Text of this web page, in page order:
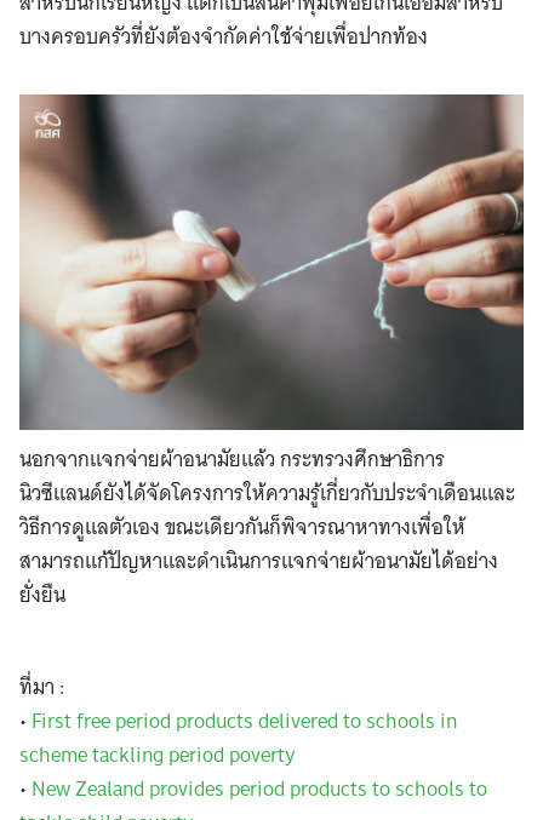
บางครอบครัวที่ยังต้องจำกัดค่าใช้จ่ายเพื่อปากท้อง
นอกจากแจกจ่ายผ้าอนามัยแล้ว กระทรวงศึกษาธิการ
นิวซีแลนด์ยังได้จัดโครงการให้ความรู้เกี่ยวกับประจำเดือนและ
วิธีการดูแลตัวเอง ขณะเดียวกันก็พิจารณาหาทางเพื่อให้
สามารถแก้ปัญหาและดำเนินการแจกจ่ายผ้าอนามัยได้อย่าง
ยั่งยืน
ที่มา :
• First free period products delivered to schools in
scheme tackling period poverty
• New Zealand provides period products to schools to